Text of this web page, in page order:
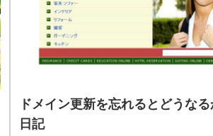
ドメイン更新を忘れるとどうな
日記